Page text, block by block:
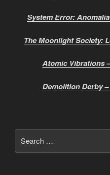
System Error:
The Moonlight Society:
Atomic Vibrations
Demolition Derby
for: